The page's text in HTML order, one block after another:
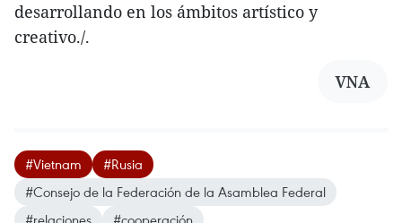
desarrollando en los ámbitos artístico y
creativo./.
VNA
#Vietnam
#Rusia
#Consejo de la Federación de la Asamblea Federal